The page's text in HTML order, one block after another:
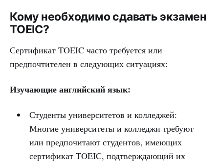
Кому необходимо сдавать экзамен
TOEIC?
Сертификат TOEIC часто требуется или
предпочтителен в следующих ситуациях:
Изучающие английский язык:
Студенты университетов и колледжей:
Многие университеты и колледжи требуют
или предпочитают студентов, имеющих
сертификат TOEIC, подтверждающий их